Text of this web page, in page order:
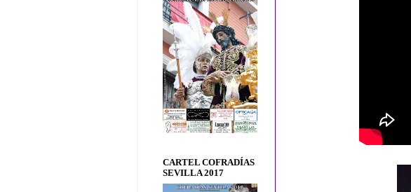
CARTEL COFRADÍAS
SEVILLA 2017